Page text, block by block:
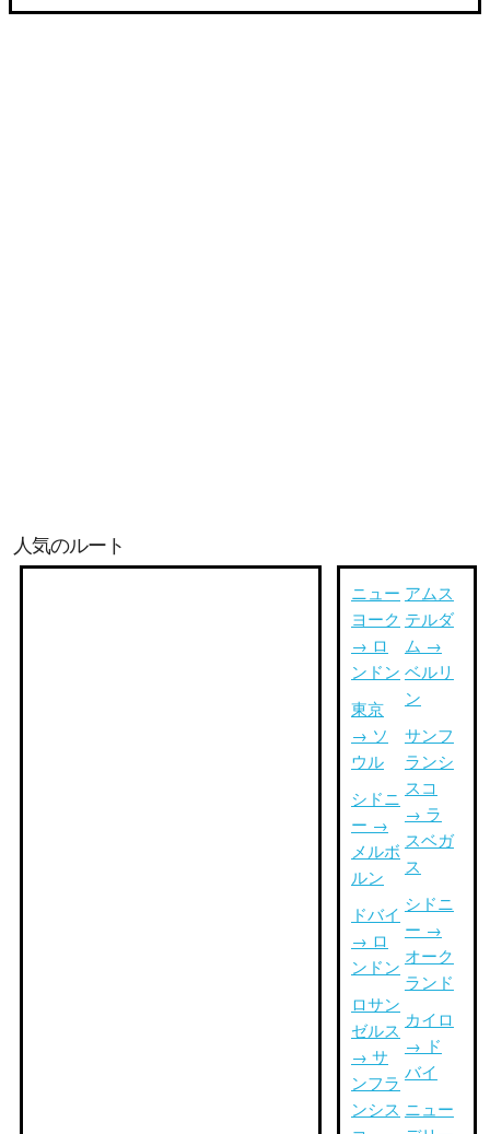
人気のルート
ニュー
ヨーク
→ ロ
ンドン
東京
→ ソ
ウル
シドニ
ー →
メルボ
ルン
ドバイ
→ ロ
ンドン
ロサン
ゼルス
→ サ
ンフラ
ンシス
アムス
テルダ
ム →
ベルリ
ン
サンフ
ランシ
スコ
→ ラ
スベガ
ス
シドニ
ー →
オーク
ランド
カイロ
→ ド
バイ
ニュー